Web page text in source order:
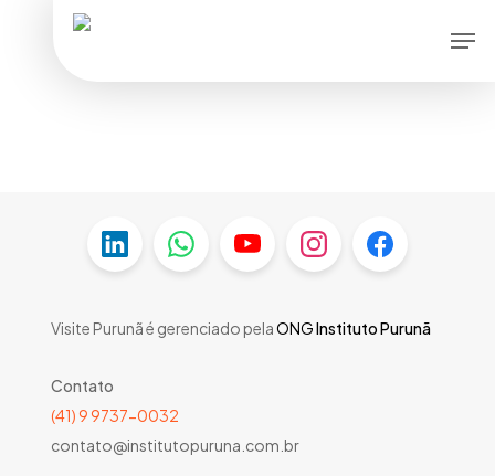
Visite Purunã é gerenciado pelaONGInstituto Purunã
Contato
(41) 9 9737-0032
contato@institutopuruna.com.br